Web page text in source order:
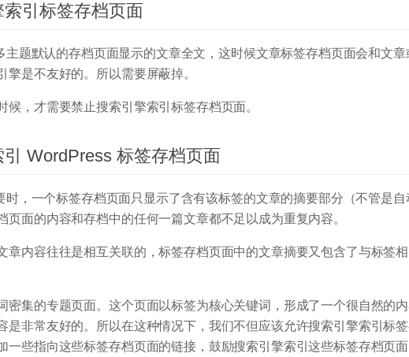
引标签存档页面
题默认的存档页面显示的文章全文，这时候文章标签存档页面会和文章
是不友好的。所以需要屏蔽掉。
，才需要禁止搜索引擎索引标签存档页面。
WordPress 标签存档页面
，一个标签存档页面只显示了含有该标签的文章的摘要部分（不管是自
面的内容和存档中的任何一篇文章都不足以成为重复内容。
章内容往往是相互关联的，标签存档页面中的文章摘要又包含了与标签
密集的专题页面。这个页面以标签为核心关键词，形成了一个很自然的
是非常友好的。所以在这种情况下，我们不但应该允许搜索引擎索引标
一些指向这些标签存档页面的链接，鼓励搜索引擎索引这些标签存档页